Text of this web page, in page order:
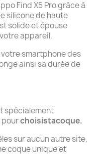
Find X5 Pro grâce à
silicone de haute
solide et épouse
appareil.
smartphone des
ainsi sa durée de
spécialement
pourchoisistacoque.
sur aucun autre site,
coque unique et